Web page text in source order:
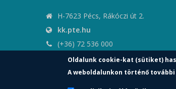
H-7623 Pécs, Rákóczi út 2.
kk.pte.hu
(+36) 72 536 000
kk.elnoki.hivatal@pte.hu
pte.hu
Oldalunk cookie-kat (sütiket)
A weboldalunkon történő